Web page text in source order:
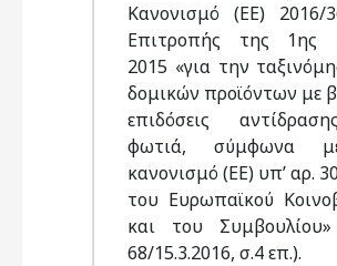
Κανονισμό (ΕΕ) 2016/
Επιτροπής της 1ης
2015 «για την
δομικών προϊόντων με
επιδόσεις
φωτιά, σύμφωνα
κανονισμό (ΕΕ) υπ’ αρ.
του Ευρωπαϊκού
και του
68/15.3.2016, σ.4 επ.).